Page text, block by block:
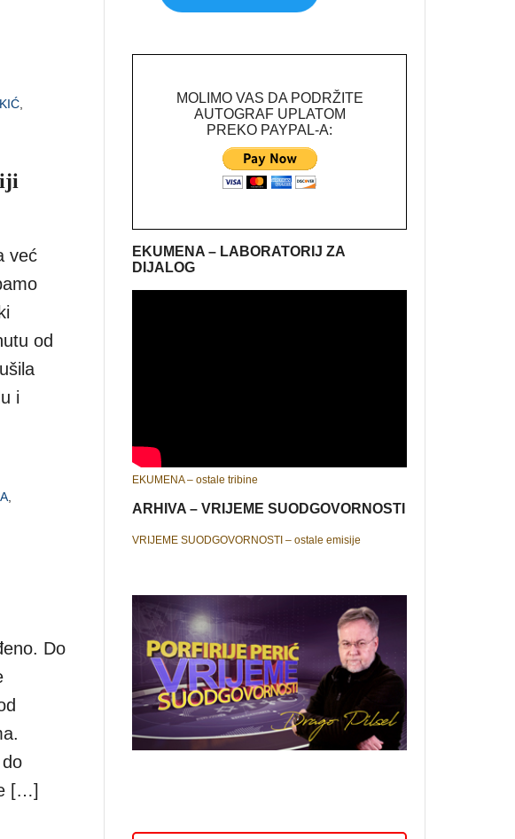
,
već
od
i
,
Do
[…]
MOLIMO VAS DA PODRŽITE
AUTOGRAF UPLATOM
PREKO PAYPAL-A:
EKUMENA – LABORATORIJ ZA
DIJALOG
EKUMENA – ostale tribine
ARHIVA – VRIJEME SUODGOVORNOSTI
VRIJEME SUODGOVORNOSTI – ostale emisije